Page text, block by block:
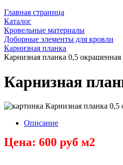
Главная страница
Каталог
Кровельные материалы
Доборные элементы для кровли
Карнизная планка
Карнизная планка 0,5
Карнизная
Описание
Цена: 600 руб м2